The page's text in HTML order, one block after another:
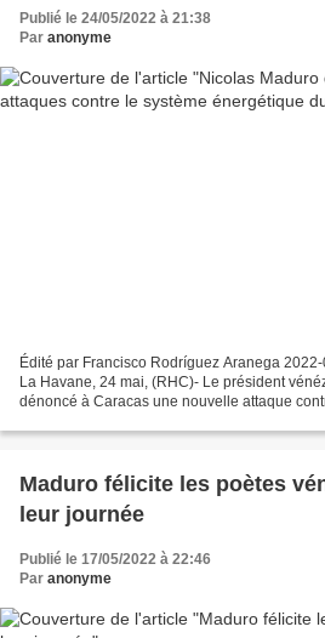
Publié le 24/05/2022 à 21:38
Par anonyme
Édité par Francisco Rodríguez Aranega
La Havane, 24 mai, (RHC)- Le président
dénoncé à Caracas une nouvelle attaque
Maduro félicite les poètes
leur journée
Publié le 17/05/2022 à 22:46
Par anonyme